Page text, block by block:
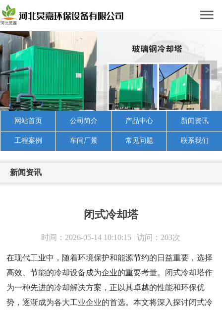
网站首页 公司简介 产品中心 新闻资讯
工程案例 车间厂景 常见问题 联系我们
新闻资讯
闭式冷却塔
时间：2026-05-14 10:10:15 | 访问：203次
在现代工业中，随着环境保护和能源节约的日益重要，选择
高效、节能的冷却设备成为企业的重要考量。闭式冷却塔作
为一种先进的冷却解决方案，正以其卓越的性能和环保优
势，逐渐成为各大工业企业的首选。本文将深入探讨闭式冷